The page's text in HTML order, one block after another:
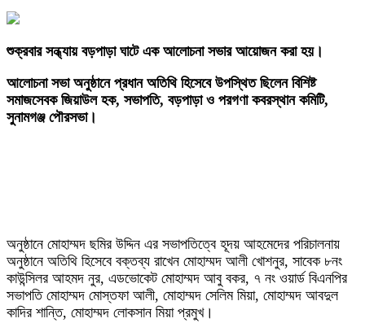
‎শুক্রবার সন্ধ্যায় বড়পাড়া ঘাটে এক আলোচনা সভার আয়োজন করা হয়।
আলোচনা সভা অনুষ্ঠানে প্রধান অতিথি হিসেবে উপস্থিত ছিলেন বিশিষ্ট
সমাজসেবক জিয়াউল হক, সভাপতি, বড়পাড়া ও পরগণা কবরস্থান কমিটি,
সুনামগঞ্জ পৌরসভা।
‎অনুষ্ঠানে মোহাম্মদ ছমির উদ্দিন এর সভাপতিত্বে হূদয় আহমেদের পরিচালনায়
অনুষ্ঠানে অতিথি হিসেবে বক্তব্য রাখেন মোহাম্মদ আলী খোশনুর, সাবেক ৮নং
কাউন্সিলর আহমদ নুর, এডভোকেট মোহাম্মদ আবু বকর, ৭ নং ওয়ার্ড বিএনপির
সভাপতি মোহাম্মদ মোস্তফা আলী, মোহাম্মদ সেলিম মিয়া, মোহাম্মদ আবদুল
কাদির শান্তি, মোহাম্মদ লোকসান মিয়া প্রমুখ।